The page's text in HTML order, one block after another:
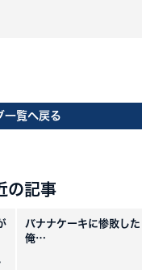
一覧へ戻る
の記事
バナナケーキに惨敗した
俺…